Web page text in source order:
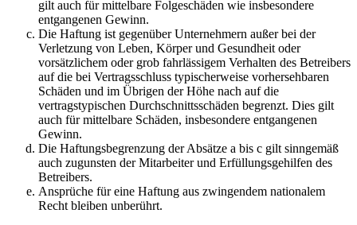
gilt auch für mittelbare Folgeschäden wie insbesondere
entgangenen Gewinn.
Die Haftung ist gegenüber Unternehmern außer bei der
Verletzung von Leben, Körper und Gesundheit oder
vorsätzlichem oder grob fahrlässigem Verhalten des Betreibers
auf die bei Vertragsschluss typischerweise vorhersehbaren
Schäden und im Übrigen der Höhe nach auf die
vertragstypischen Durchschnittsschäden begrenzt. Dies gilt
auch für mittelbare Schäden, insbesondere entgangenen
Gewinn.
Die Haftungsbegrenzung der Absätze a bis c gilt sinngemäß
auch zugunsten der Mitarbeiter und Erfüllungsgehilfen des
Betreibers.
Ansprüche für eine Haftung aus zwingendem nationalem
Recht bleiben unberührt.